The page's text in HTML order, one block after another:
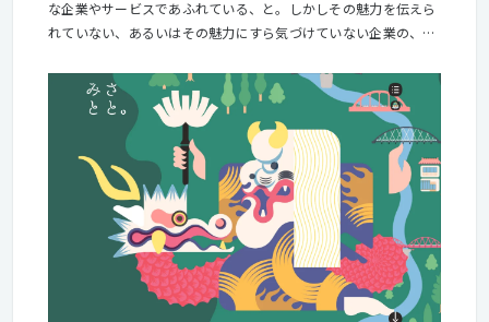
な企業やサービスであふれている、と。しかしその魅力を伝えら
れていない、あるいはその魅力にすら気づけていない企業の、な
を見つけ出し、磨き、しかるべき人へ届けます。気づきや再発見
があったり、驚いたり、ワクワクしたり、ドキドキしたり。受け
手の景色が変わるようなクリエイティブを、関わるすべての人と
楽しみながらつくり続けたい。そう思っています